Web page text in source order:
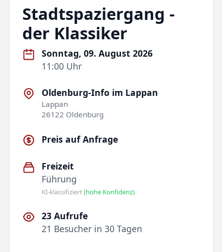
Stadtspaziergang -
der Klassiker
Sonntag, 09. August 2026
11:00 Uhr
Oldenburg-Info im Lappan
Lappan
26122 Oldenburg
Preis auf Anfrage
Freizeit
Führung
KI-klassifiziert(hohe Konfidenz)
23 Aufrufe
21 Besucher in 30 Tagen